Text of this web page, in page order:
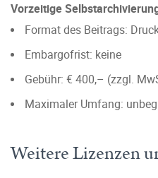
Vorzeitige
Format des Beitrags:
Embargofrist: keine
Gebühr: € 400,– (zzgl.
Maximaler Umfang:
Weitere Lizenzen